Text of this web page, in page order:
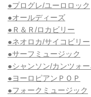
●プログレ/ユーロロック
●オールディーズ
●Ｒ＆Ｒ/ロカビリー
●ネオロカ/サイコビリー
●サーフミュージック
●シャンソン/カンツォ
●ヨーロピアンＰＯＰ
●フォークミュージック